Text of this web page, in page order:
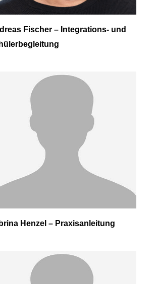
Fischer – Integrations- und
Henzel – Praxisanleitung